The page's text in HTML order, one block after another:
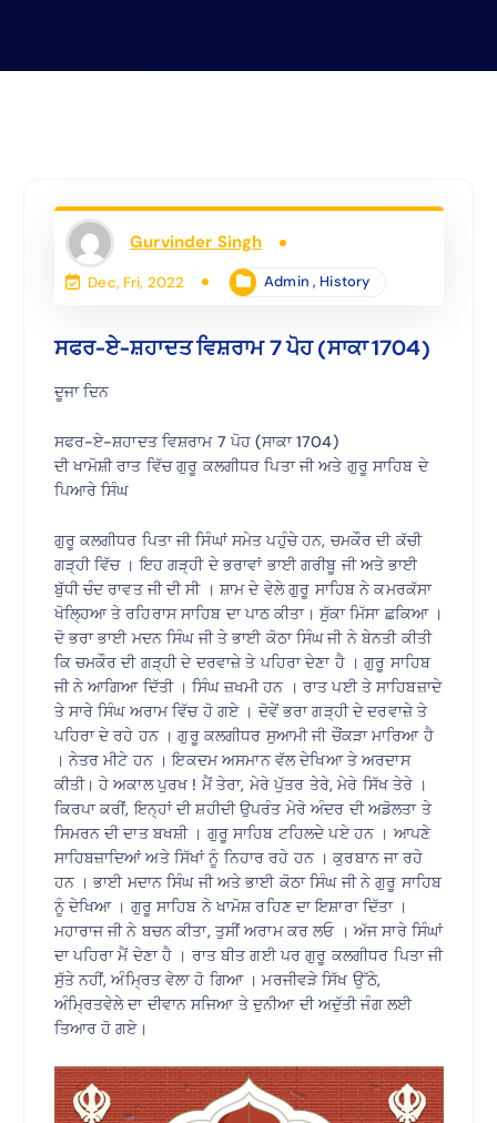
Gurvinder Singh
Dec, Fri, 2022 Admin , History
ਸਫਰ-ਏ-ਸ਼ਹਾਦਤ ਵਿਸ਼ਰਾਮ 7 ਪੋਹ (ਸਾਕਾ 1704)
ਦੂਜਾ ਦਿਨ
ਸਫਰ-ਏ-ਸ਼ਹਾਦਤ ਵਿਸ਼ਰਾਮ 7 ਪੋਹ (ਸਾਕਾ 1704)
ਦੀ ਖਾਮੋਸ਼ੀ ਰਾਤ ਵਿੱਚ ਗੁਰੂ ਕਲਗੀਧਰ ਪਿਤਾ ਜੀ ਅਤੇ ਗੁਰੂ ਸਾਹਿਬ ਦੇ
ਪਿਆਰੇ ਸਿੰਘ
ਗੁਰੂ ਕਲਗੀਧਰ ਪਿਤਾ ਜੀ ਸਿੰਘਾਂ ਸਮੇਤ ਪਹੁੰਚੇ ਹਨ, ਚਮਕੌਰ ਦੀ ਕੱਚੀ
ਗੜ੍ਹੀ ਵਿੱਚ । ਇਹ ਗੜ੍ਹੀ ਦੇ ਭਰਾਵਾਂ ਭਾਈ ਗਰੀਬੂ ਜੀ ਅਤੇ ਭਾਈ
ਬੁੱਧੀ ਚੰਦ ਰਾਵਤ ਜੀ ਦੀ ਸੀ । ਸ਼ਾਮ ਦੇ ਵੇਲੇ ਗੁਰੂ ਸਾਹਿਬ ਨੇ ਕਮਰਕੱਸਾ
ਖੋਲ੍ਹਿਆ ਤੇ ਰਹਿਰਾਸ ਸਾਹਿਬ ਦਾ ਪਾਠ ਕੀਤਾ। ਸੁੱਕਾ ਮਿੱਸਾ ਛਕਿਆ ।
ਦੋ ਭਰਾ ਭਾਈ ਮਦਨ ਸਿੰਘ ਜੀ ਤੇ ਭਾਈ ਕੋਠਾ ਸਿੰਘ ਜੀ ਨੇ ਬੇਨਤੀ ਕੀਤੀ
ਕਿ ਚਮਕੌਰ ਦੀ ਗੜ੍ਹੀ ਦੇ ਦਰਵਾਜ਼ੇ ਤੇ ਪਹਿਰਾ ਦੇਣਾ ਹੈ । ਗੁਰੂ ਸਾਹਿਬ
ਜੀ ਨੇ ਆਗਿਆ ਦਿੱਤੀ । ਸਿੰਘ ਜ਼ਖਮੀ ਹਨ । ਰਾਤ ਪਈ ਤੇ ਸਾਹਿਬਜ਼ਾਦੇ
ਤੇ ਸਾਰੇ ਸਿੰਘ ਅਰਾਮ ਵਿੱਚ ਹੋ ਗਏ । ਦੋਵੇਂ ਭਰਾ ਗੜ੍ਹੀ ਦੇ ਦਰਵਾਜ਼ੇ ਤੇ
ਪਹਿਰਾ ਦੇ ਰਹੇ ਹਨ । ਗੁਰੂ ਕਲਗੀਧਰ ਸੁਆਮੀ ਜੀ ਚੌਂਕੜਾ ਮਾਰਿਆ ਹੈ
। ਨੇਤਰ ਮੀਟੇ ਹਨ । ਇਕਦਮ ਅਸਮਾਨ ਵੱਲ ਦੇਖਿਆ ਤੇ ਅਰਦਾਸ
ਕੀਤੀ। ਹੇ ਅਕਾਲ ਪੁਰਖ ! ਮੈਂ ਤੇਰਾ, ਮੇਰੇ ਪੁੱਤਰ ਤੇਰੇ, ਮੇਰੇ ਸਿੱਖ ਤੇਰੇ ।
ਕਿਰਪਾ ਕਰੀਂ, ਇਨ੍ਹਾਂ ਦੀ ਸ਼ਹੀਦੀ ਉਪਰੰਤ ਮੇਰੇ ਅੰਦਰ ਦੀ ਅਡੋਲਤਾ ਤੇ
ਸਿਮਰਨ ਦੀ ਦਾਤ ਬਖਸ਼ੀ । ਗੁਰੂ ਸਾਹਿਬ ਟਹਿਲਦੇ ਪਏ ਹਨ । ਆਪਣੇ
ਸਾਹਿਬਜ਼ਾਦਿਆਂ ਅਤੇ ਸਿੱਖਾਂ ਨੂੰ ਨਿਹਾਰ ਰਹੇ ਹਨ । ਕੁਰਬਾਨ ਜਾ ਰਹੇ
ਹਨ । ਭਾਈ ਮਦਾਨ ਸਿੰਘ ਜੀ ਅਤੇ ਭਾਈ ਕੋਠਾ ਸਿੰਘ ਜੀ ਨੇ ਗੁਰੂ ਸਾਹਿਬ
ਨੂੰ ਦੇਖਿਆ । ਗੁਰੂ ਸਾਹਿਬ ਨੇ ਖਾਮੋਸ਼ ਰਹਿਣ ਦਾ ਇਸ਼ਾਰਾ ਦਿੱਤਾ ।
ਮਹਾਰਾਜ ਜੀ ਨੇ ਬਚਨ ਕੀਤਾ, ਤੁਸੀਂ ਅਰਾਮ ਕਰ ਲਓ । ਅੱਜ ਸਾਰੇ ਸਿੰਘਾਂ
ਦਾ ਪਹਿਰਾ ਮੈਂ ਦੇਣਾ ਹੈ । ਰਾਤ ਬੀਤ ਗਈ ਪਰ ਗੁਰੂ ਕਲਗੀਧਰ ਪਿਤਾ ਜੀ
ਸੁੱਤੇ ਨਹੀਂ, ਅੰਮ੍ਰਿਤ ਵੇਲਾ ਹੋ ਗਿਆ । ਮਰਜੀਵੜੇ ਸਿੱਖ ਉੱਠੇ,
ਅੰਮ੍ਰਿਤਵੇਲੇ ਦਾ ਦੀਵਾਨ ਸਜਿਆ ਤੇ ਦੁਨੀਆ ਦੀ ਅਦੁੱਤੀ ਜੰਗ ਲਈ
ਤਿਆਰ ਹੋ ਗਏ।